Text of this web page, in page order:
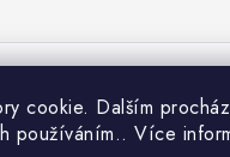
cookie. Dalším
používáním.. Více